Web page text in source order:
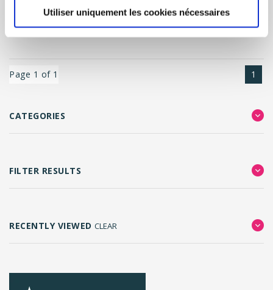
Utiliser uniquement les cookies nécessaires
C$80.00
Unit price: C$0.50
Page 1 of 1 1
CATEGORIES
FILTER RESULTS
RECENTLY VIEWED CLEAR